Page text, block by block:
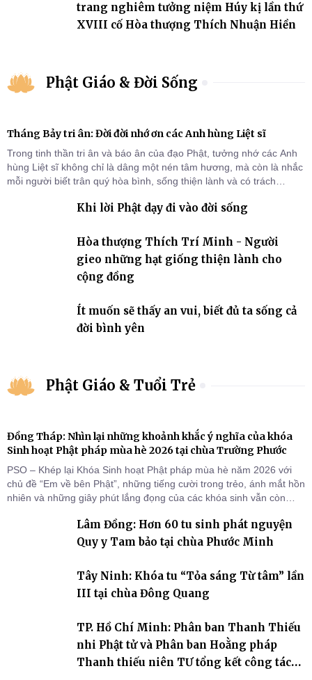
trang nghiêm tưởng niệm Húy kị lần thứ
XVIII cố Hòa thượng Thích Nhuận Hiền
Phật Giáo & Đời Sống
Tháng Bảy tri ân: Đời đời nhớ ơn các Anh hùng Liệt sĩ
Trong tinh thần tri ân và báo ân của đạo Phật, tưởng nhớ các Anh
hùng Liệt sĩ không chỉ là dâng một nén tâm hương, mà còn là nhắc
mỗi người biết trân quý hòa bình, sống thiện lành và có trách
Khi lời Phật dạy đi vào đời sống
Hòa thượng Thích Trí Minh - Người
gieo những hạt giống thiện lành cho
cộng đồng
Ít muốn sẽ thấy an vui, biết đủ ta sống cả
đời bình yên
Phật Giáo & Tuổi Trẻ
Đồng Tháp: Nhìn lại những khoảnh khắc ý nghĩa của khóa
Sinh hoạt Phật pháp mùa hè 2026 tại chùa Trường Phước
PSO – Khép lại Khóa Sinh hoạt Phật pháp mùa hè năm 2026 với
chủ đề “Em về bên Phật”, những tiếng cười trong trẻo, ánh mắt hồn
nhiên và những giây phút lắng đọng của các khóa sinh vẫn còn
Tháp). Những tuần tu học ngắn ngủi nhưng đã trở thành hành
trang quý báu, gieo những hạt giống thiện l
Lâm Đồng: Hơn 60 tu sinh phát nguyện
Quy y Tam bảo tại chùa Phước Minh
Tây Ninh: Khóa tu “Tỏa sáng Từ tâm” lần
III tại chùa Đông Quang
TP. Hồ Chí Minh: Phân ban Thanh Thiếu
nhi Phật tử và Phân ban Hoằng pháp
Thanh thiếu niên TƯ tổng kết công tác